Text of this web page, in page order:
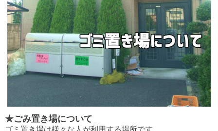
★ごみ置き場について
ゴミ置き場は様々な人が利用する場所です。